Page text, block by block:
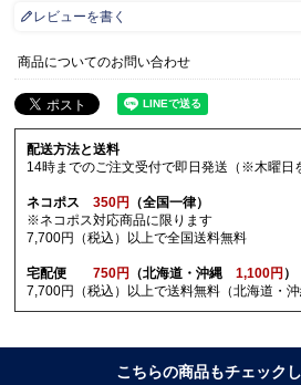
レビューを書く
商品についてのお問い合わせ
配送方法と送料
14時までのご注文受付で即日発送（※木曜日
ネコポス350円
（全国一律）
※ネコポス対応商品に限ります
7,700円（税込）以上で全国送料無料
宅配便750円 （北海道・沖縄1,100円 ）
7,700円（税込）以上で送料無料（北海道・
こちらの商品もチェック